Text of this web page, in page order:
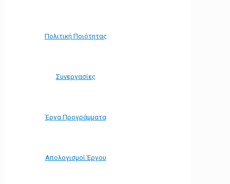
Πολιτική Ποιότητας
Συνεργασίες
Έργα Προγράμματα
Απολογισμοί Έργου